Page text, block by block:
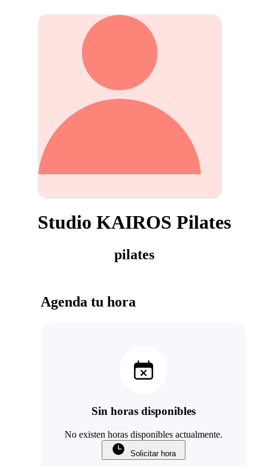
Studio KAIROS Pilates
pilates
Agenda tu hora
Sin horas disponibles
No existen horas disponibles actualmente.
Solicitar hora